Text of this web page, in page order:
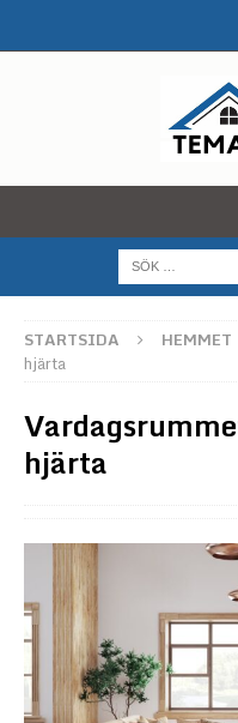
STARTSIDA HEMMET
hjärta
hjärta